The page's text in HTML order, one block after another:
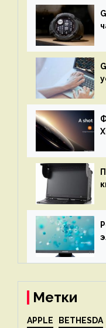
Метки
APPLE BETHESDA